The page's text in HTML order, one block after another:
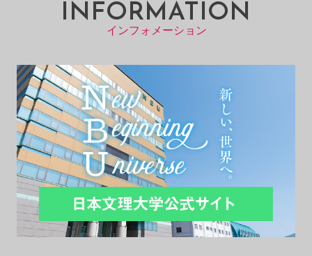
INFORMATION
インフォメーション